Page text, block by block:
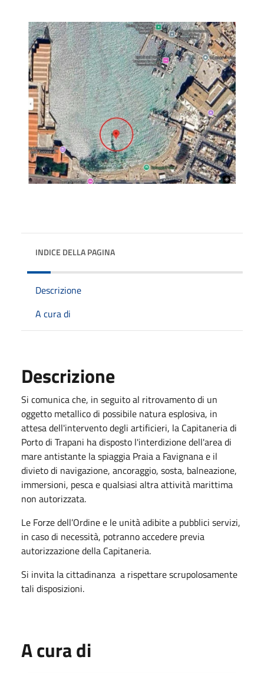
INDICE DELLA PAGINA
Descrizione
A cura di
Descrizione
Si comunica che, in seguito al ritrovamento di un
oggetto metallico di possibile natura esplosiva, in
attesa dell'intervento degli artificieri, la Capitaneria di
Porto di Trapani ha disposto l'interdizione dell'area di
mare antistante la spiaggia Praia a Favignana e il
divieto di navigazione, ancoraggio, sosta, balneazione,
immersioni, pesca e qualsiasi altra attività marittima
non autorizzata.
Le Forze dell’Ordine e le unità adibite a pubblici servizi,
in caso di necessità, potranno accedere previa
autorizzazione della Capitaneria.
Si invita la cittadinanza a rispettare scrupolosamente
tali disposizioni.
A cura di